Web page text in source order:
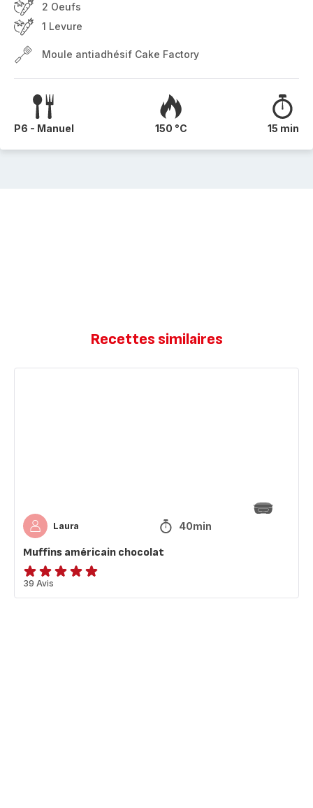
2 Oeufs
1 Levure
Moule antiadhésif Cake Factory
P6 - Manuel 150 °C 15 min
Recettes similaires
Laura 40min
Muffins américain chocolat
ratings.4.8
39 Avis